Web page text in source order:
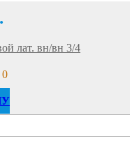
лат. вн/вн 3/4